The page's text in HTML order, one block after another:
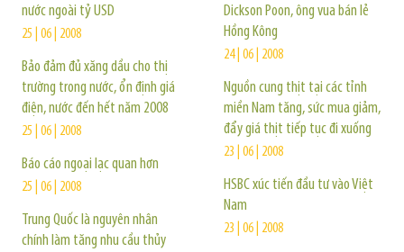
nước ngoài tỷ USD
25 | 06 | 2008
Bảo đảm đủ xăng dầu cho thị
trường trong nước, ổn định giá
điện, nước đến hết năm 2008
25 | 06 | 2008
Báo cáo ngoại lạc quan hơn
25 | 06 | 2008
Trung Quốc là nguyên nhân
chính làm tăng nhu cầu thủy
Dickson Poon, ông vua bán lẻ
Hồng Kông
24 | 06 | 2008
Nguồn cung thịt tại các tỉnh
miền Nam tăng, sức mua giảm,
đẩy giá thịt tiếp tục đi xuống
23 | 06 | 2008
HSBC xúc tiến đầu tư vào Việt
Nam
23 | 06 | 2008